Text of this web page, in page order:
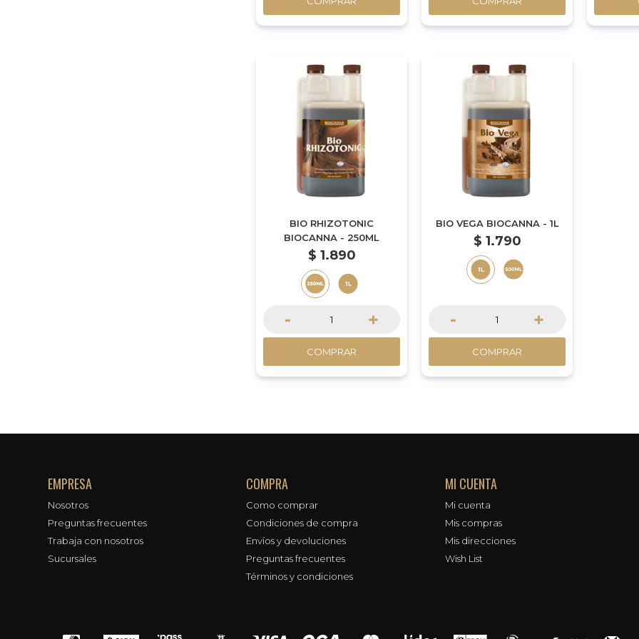
BIO RHIZOTONIC
BIOCANNA - 250ML
$ 1.890
- +
COMPRAR
BIO VEGA BIOCANNA - 1L
$ 1.790
- +
COMPRAR
EMPRESA
Nosotros
Preguntas frecuentes
Trabaja con nosotros
Sucursales
COMPRA
Como comprar
Condiciones de compra
Envíos y devoluciones
Preguntas frecuentes
Términos y condiciones
MI CUENTA
Mi cuenta
Mis compras
Mis direcciones
Wish List